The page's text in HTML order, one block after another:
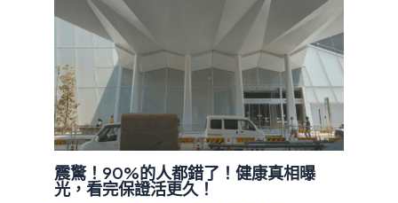
震驚！90%的人都錯了！健康真相曝
光，看完保證活更久！